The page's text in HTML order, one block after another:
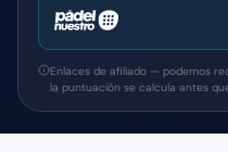
Enlaces de afiliado — podemos
la puntuación se calcula antes